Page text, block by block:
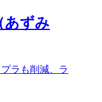
あずみ
ラも削減、ラ